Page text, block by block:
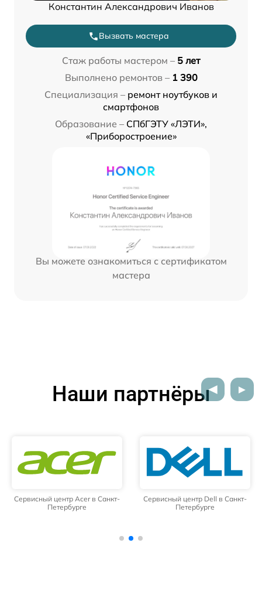
Константин Александрович Иванов
Вызвать мастера
Стаж работы мастером – 5 лет
Выполнено ремонтов – 1 390
Специализация – ремонт ноутбуков и
смартфонов
Образование – СПбГЭТУ «ЛЭТИ»,
«Приборостроение»
Вы можете ознакомиться с сертификатом
мастера
Наши партнёры
Сервисный центр Acer в Санкт-
Петербурге
Сервисный центр Dell в Санкт-
Петербурге